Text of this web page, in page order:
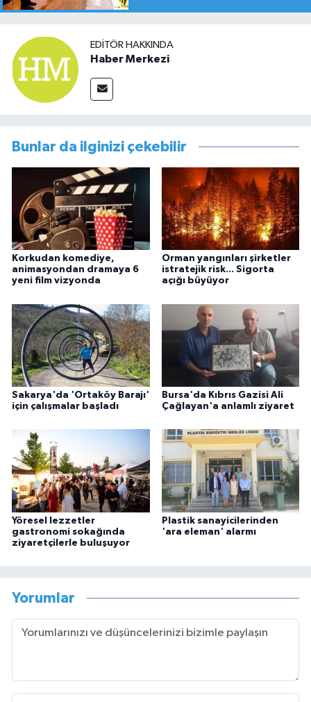
EDITÖR HAKKINDA
Haber Merkezi
Bunlar da ilginizi çekebilir
Korkudan komediye,
animasyondan dramaya 6
yeni film vizyonda
Orman yangınları şirketler
istratejik risk... Sigorta
açığı büyüyor
Sakarya'da 'Ortaköy Barajı'
için çalışmalar başladı
Bursa'da Kıbrıs Gazisi Ali
Çağlayan'a anlamlı ziyaret
Yöresel lezzetler
gastronomi sokağında
ziyaretçilerle buluşuyor
Plastik sanayicilerinden
'ara eleman' alarmı
Yorumlar